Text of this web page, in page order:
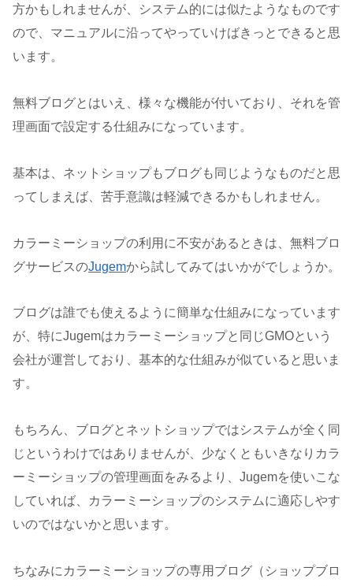
方かもしれませんが、システム的には似たようなものです
ので、マニュアルに沿ってやっていけばきっとできると思
います。
無料ブログとはいえ、様々な機能が付いており、それを管
理画面で設定する仕組みになっています。
基本は、ネットショップもブログも同じようなものだと思
ってしまえば、苦手意識は軽減できるかもしれません。
カラーミーショップの利用に不安があるときは、無料ブロ
グサービスのJugemから試してみてはいかがでしょうか。
ブログは誰でも使えるように簡単な仕組みになっています
が、特にJugemはカラーミーショップと同じGMOという
会社が運営しており、基本的な仕組みが似ていると思いま
す。
もちろん、ブログとネットショップではシステムが全く同
じというわけではありませんが、少なくともいきなりカラ
ーミーショップの管理画面をみるより、Jugemを使いこな
していれば、カラーミーショップのシステムに適応しやす
いのではないかと思います。
ちなみにカラーミーショップの専用ブログ（ショップブロ